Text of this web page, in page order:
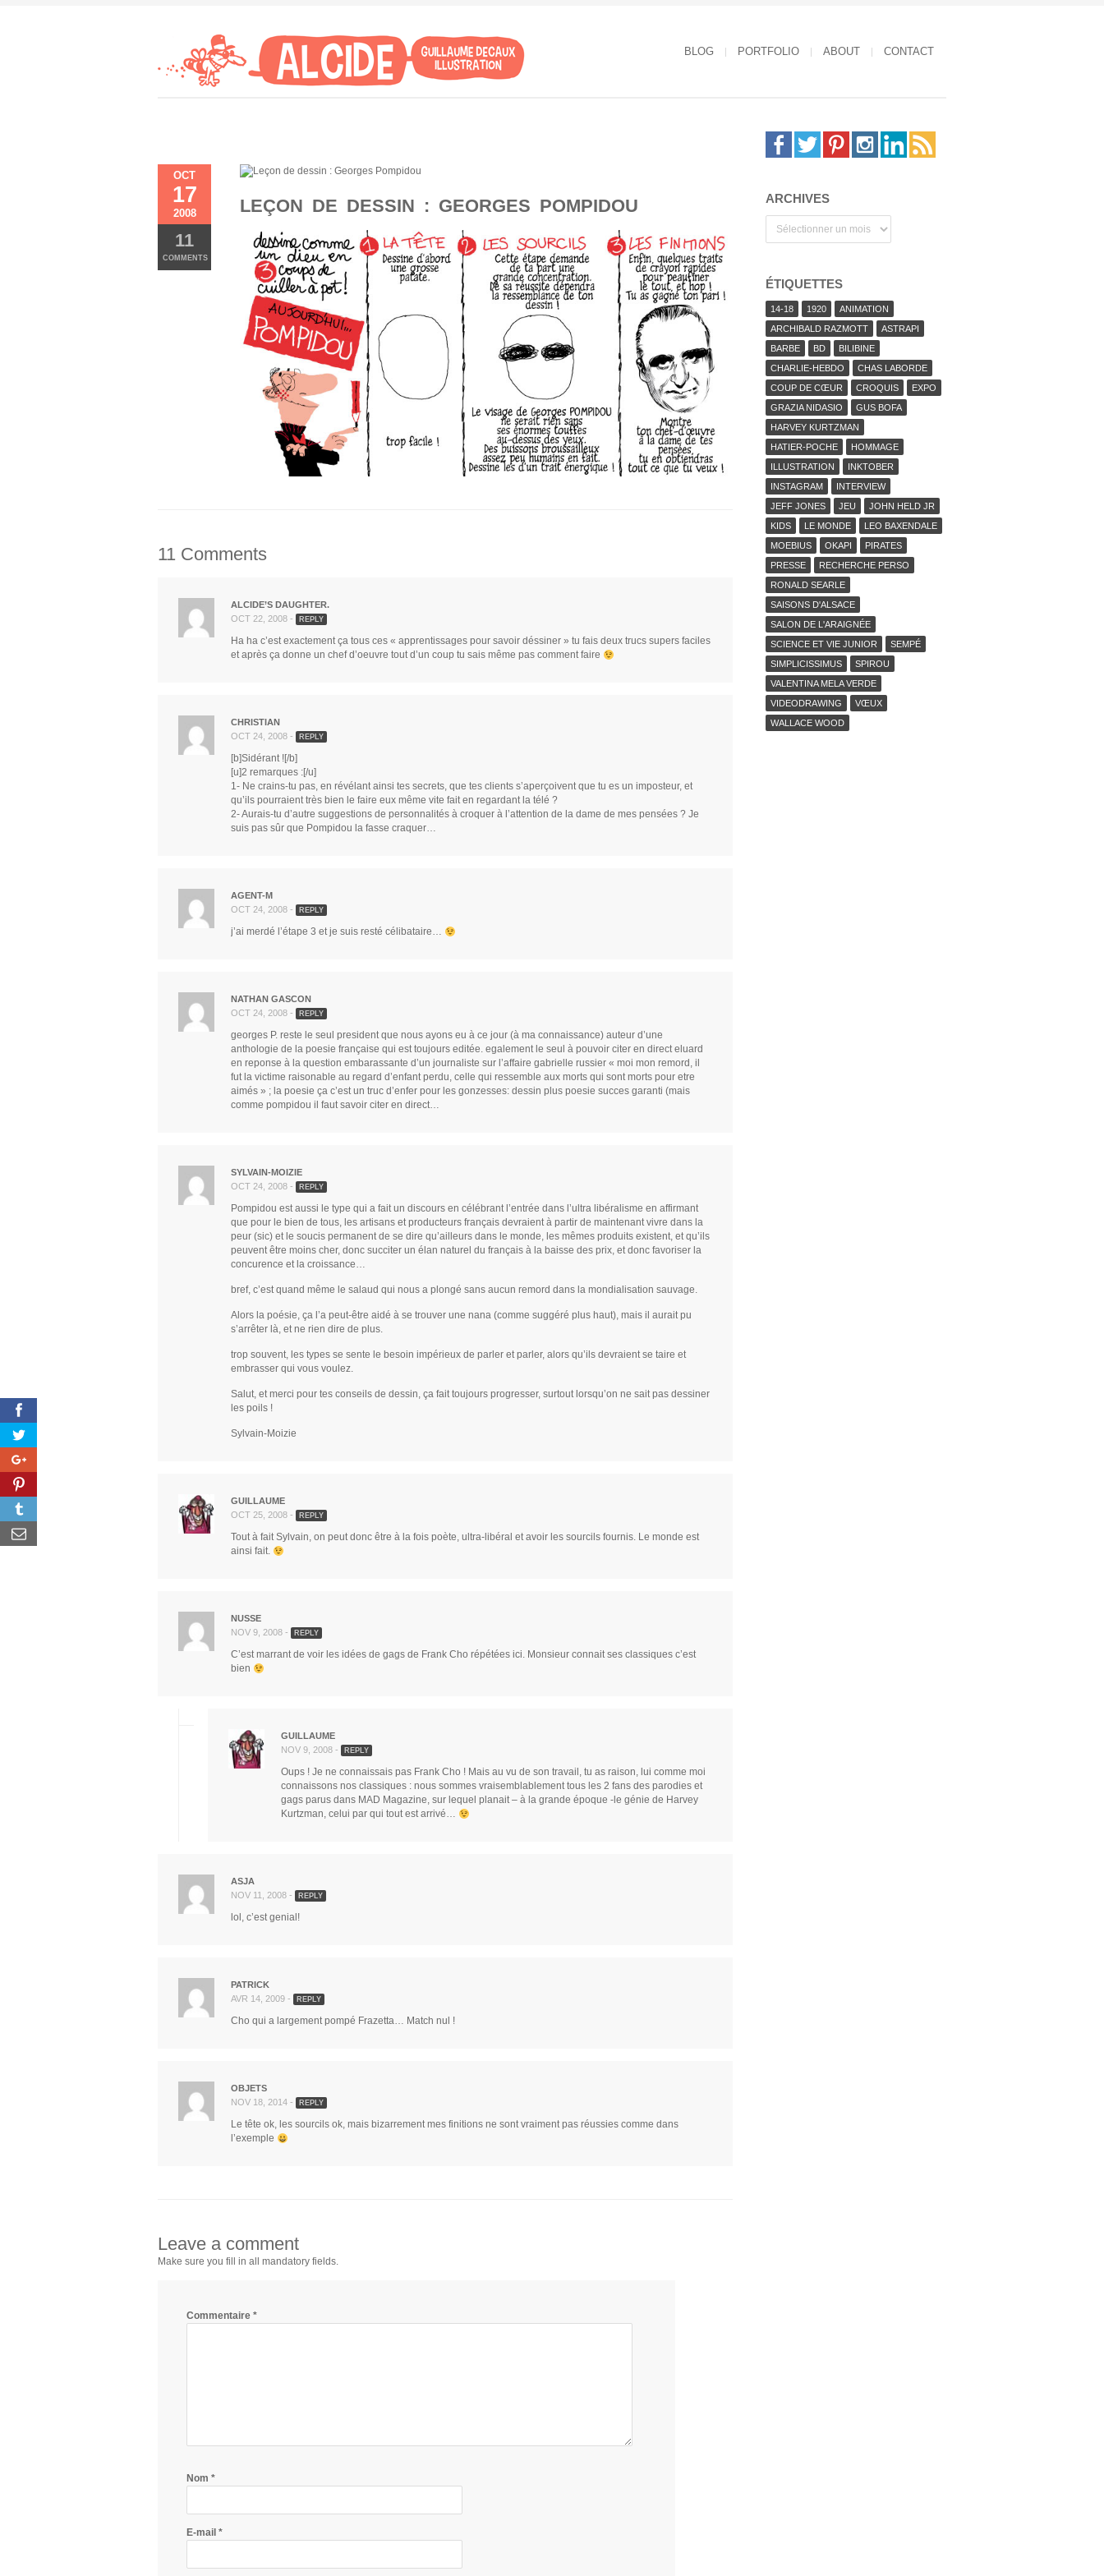
BLOG PORTFOLIO ABOUT CONTACT
OCT
17
2008
11
COMMENTS
LEÇON DE DESSIN : GEORGES POMPIDOU
11 Comments
ALCIDE’S DAUGHTER.
OCT 22, 2008 -
REPLY
Ha ha c’est exactement ça tous ces « apprentissages pour savoir déssiner » tu fais deux trucs supers faciles
et après ça donne un chef d’oeuvre tout d’un coup tu sais même pas comment faire
CHRISTIAN
OCT 24, 2008 -
REPLY
[b]Sidérant ![/b]
[u]2 remarques :[/u]
1- Ne crains-tu pas, en révélant ainsi tes secrets, que tes clients s’aperçoivent que tu es un imposteur, et
qu’ils pourraient très bien le faire eux même vite fait en regardant la télé ?
2- Aurais-tu d’autre suggestions de personnalités à croquer à l’attention de la dame de mes pensées ? Je
suis pas sûr que Pompidou la fasse craquer…
AGENT-M
OCT 24, 2008 -
REPLY
j’ai merdé l’étape 3 et je suis resté célibataire…
NATHAN GASCON
OCT 24, 2008 -
REPLY
georges P. reste le seul president que nous ayons eu à ce jour (à ma connaissance) auteur d’une
anthologie de la poesie française qui est toujours editée. egalement le seul à pouvoir citer en direct eluard
en reponse à la question embarassante d’un journaliste sur l’affaire gabrielle russier « moi mon remord, il
fut la victime raisonable au regard d’enfant perdu, celle qui ressemble aux morts qui sont morts pour etre
aimés » ; la poesie ça c’est un truc d’enfer pour les gonzesses: dessin plus poesie succes garanti (mais
comme pompidou il faut savoir citer en direct…
SYLVAIN-MOIZIE
OCT 24, 2008 -
REPLY
Pompidou est aussi le type qui a fait un discours en célébrant l’entrée dans l’ultra libéralisme en affirmant
que pour le bien de tous, les artisans et producteurs français devraient à partir de maintenant vivre dans la
peur (sic) et le soucis permanent de se dire qu’ailleurs dans le monde, les mêmes produits existent, et qu’ils
peuvent être moins cher, donc succiter un élan naturel du français à la baisse des prix, et donc favoriser la
concurence et la croissance…
bref, c’est quand même le salaud qui nous a plongé sans aucun remord dans la mondialisation sauvage.
Alors la poésie, ça l’a peut-être aidé à se trouver une nana (comme suggéré plus haut), mais il aurait pu
s’arrêter là, et ne rien dire de plus.
trop souvent, les types se sente le besoin impérieux de parler et parler, alors qu’ils devraient se taire et
embrasser qui vous voulez.
Salut, et merci pour tes conseils de dessin, ça fait toujours progresser, surtout lorsqu’on ne sait pas dessiner
les poils !
Sylvain-Moizie
GUILLAUME
OCT 25, 2008 -
REPLY
Tout à fait Sylvain, on peut donc être à la fois poète, ultra-libéral et avoir les sourcils fournis. Le monde est
ainsi fait.
NUSSE
NOV 9, 2008 -
REPLY
C’est marrant de voir les idées de gags de Frank Cho répétées ici. Monsieur connait ses classiques c’est
bien
GUILLAUME
NOV 9, 2008 -
REPLY
Oups ! Je ne connaissais pas Frank Cho ! Mais au vu de son travail, tu as raison, lui comme moi
connaissons nos classiques : nous sommes vraisemblablement tous les 2 fans des parodies et
gags parus dans MAD Magazine, sur lequel planait – à la grande époque -le génie de Harvey
Kurtzman, celui par qui tout est arrivé…
ASJA
NOV 11, 2008 -
REPLY
lol, c’est genial!
PATRICK
AVR 14, 2009 -
REPLY
Cho qui a largement pompé Frazetta… Match nul !
OBJETS
NOV 18, 2014 -
REPLY
Le tête ok, les sourcils ok, mais bizarrement mes finitions ne sont vraiment pas réussies comme dans
l’exemple
Leave a comment
Make sure you fill in all mandatory fields.
Commentaire *
Nom *
E-mail *
ARCHIVES
ÉTIQUETTES
14-18 1920
ANIMATION
ARCHIBALD RAZMOTT
ASTRAPI
BARBE
BD
BILIBINE
CHARLIE-HEBDO
CHAS LABORDE
COUP DE CŒUR
CROQUIS
EXPO
GRAZIA NIDASIO
GUS BOFA
HARVEY KURTZMAN
HATIER-POCHE
HOMMAGE
ILLUSTRATION
INKTOBER
INSTAGRAM
INTERVIEW
JEFF JONES
JEU
JOHN HELD JR
KIDS
LE MONDE
LEO BAXENDALE
MOEBIUS
OKAPI
PIRATES
PRESSE
RECHERCHE PERSO
RONALD SEARLE
SAISONS D'ALSACE
SALON DE L'ARAIGNÉE
SCIENCE ET VIE JUNIOR
SEMPÉ
SIMPLICISSIMUS
SPIROU
VALENTINA MELA VERDE
VIDEODRAWING
VŒUX
WALLACE WOOD